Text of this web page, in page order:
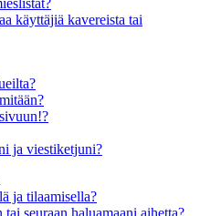
käyttäjiä kavereista tai
ja viestiketjuni?
ja tilaamisella?